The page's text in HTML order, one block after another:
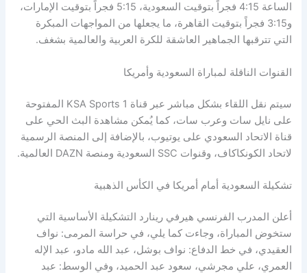
الساعة 4:15 فجراً بتوقيت السعودية، 5:15 فجراً بتوقيت الإمارات،
و3:15 فجراً بتوقيت القاهرة، ما يجعلها من المواجهات المبكرة
التي تترقبها الجماهير العاشقة للكرة العربية والعالمية بشغف.
القنوات الناقلة لمباراة السعودية وأمريكا
سيتم نقل اللقاء بشكل مباشر عبر قناة KSA Sports 1 المفتوحة
على نايل سات وعرب سات، كما يُمكن مشاهدة البث الحي على
قناة الاتحاد السعودي على يوتيوب، بالإضافة إلى المنصة الرسمية
لاتحاد الكونكاكاف، وقنوات SSC السعودية ومنصة DAZN العالمية.
تشكيلة السعودية أمام أمريكا في الكأس الذهبية
أعلن المدرب الفرنسي هيرفي رينارد التشكيلة الأساسية التي
ستخوض المباراة، وجاءت كما يلي، في حراسة المرمى: نواف
العقيدي، في خط الدفاع: نواف بوشل، عبد الله مادو، عبد الإله
العمري، علي مجرشي، سعود عبد الحميد، وفي الوسط: عبد